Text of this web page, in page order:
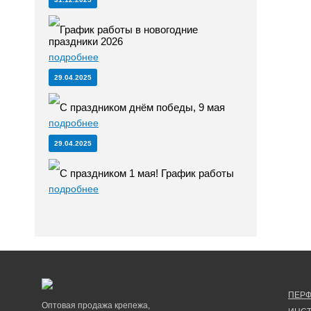
График работы в новогодние
праздники 2026
подробнее
29.04.2025
С праздником днём победы, 9 мая
подробнее
29.04.2025
С праздником 1 мая! График работы
подробнее
Оптовая продажа крепежа,